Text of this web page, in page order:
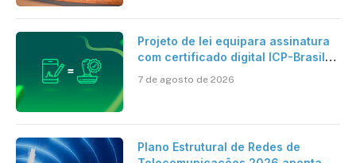
Projeto de lei equipara assinatura
com certificado digital ICP-Brasil
ao reconhecimento de firma em
cartório
7 de agosto de 2026
Plano Estrutural de Redes de